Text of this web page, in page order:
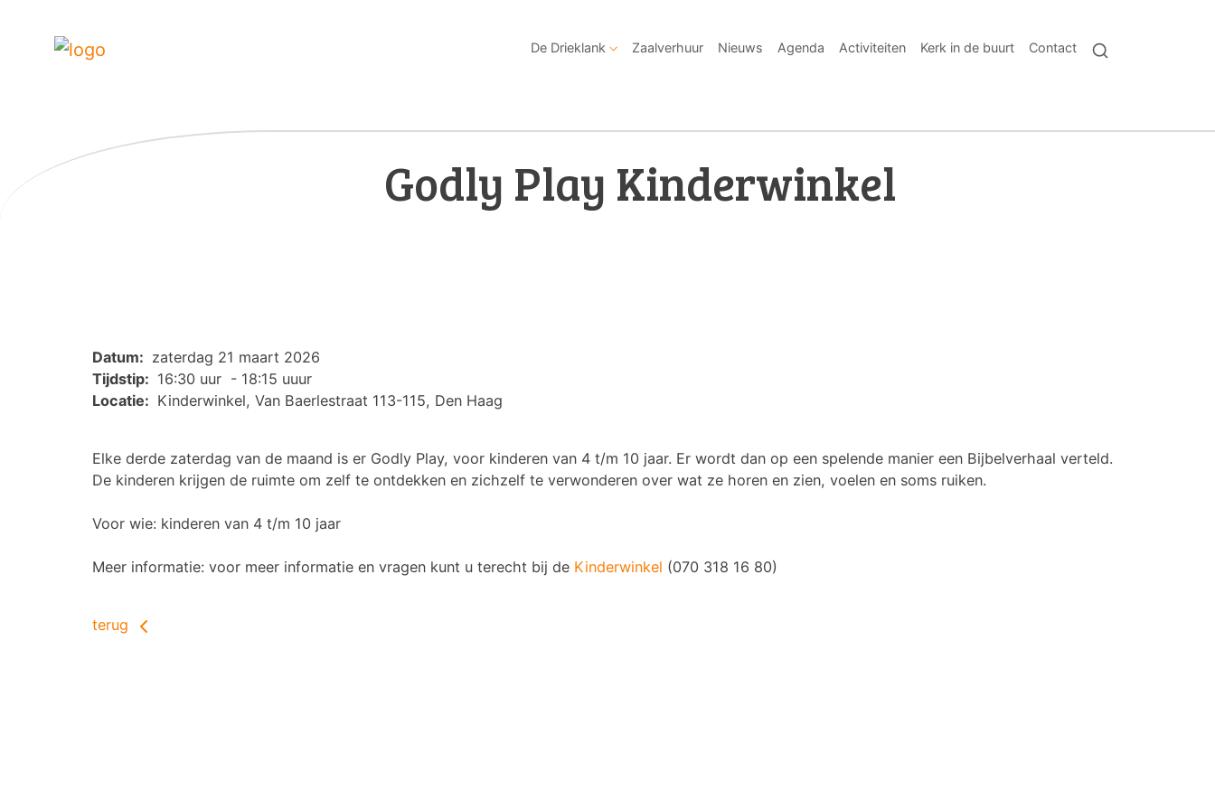
De Drieklank Zaalverhuur Nieuws Agenda Activiteiten Kerk in de buurt Contact
Godly Play Kinderwinkel
Datum: zaterdag 21 maart 2026
Tijdstip: 16:30 uur - 18:15 uuur
Locatie: Kinderwinkel, Van Baerlestraat 113-115, Den Haag
Elke derde zaterdag van de maand is er Godly Play, voor kinderen van 4 t/m 10 jaar. Er wordt dan op een spelende manier een Bijbelverhaal verteld.
De kinderen krijgen de ruimte om zelf te ontdekken en zichzelf te verwonderen over wat ze horen en zien, voelen en soms ruiken.
Voor wie: kinderen van 4 t/m 10 jaar
Meer informatie: voor meer informatie en vragen kunt u terecht bij de Kinderwinkel (070 318 16 80)
terug